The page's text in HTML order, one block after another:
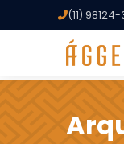
(11)